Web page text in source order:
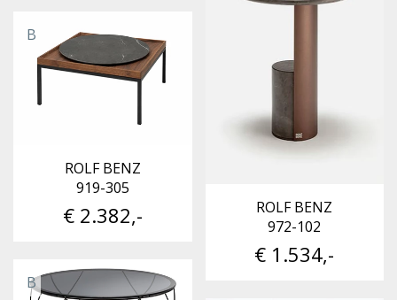
ROLF BENZ
972-102
€ 1.534,-
B
ROLF BENZ
919-305
€ 2.382,-
B